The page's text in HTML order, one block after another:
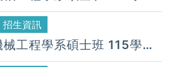
公告( 08月 05日)
招生資訊
工程學系碩士班 115學年
公告( 08月 05日)